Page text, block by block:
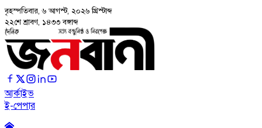
বৃহস্পতিবার, ৬ আগস্ট, ২০২৬ খ্রিস্টাব্দ
২২শে শ্রাবণ, ১৪৩৩ বঙ্গাব্দ
আর্কাইভ
ই-পেপার